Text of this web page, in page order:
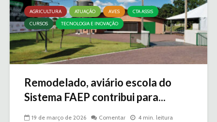
AGRICULTURA ATUAÇÃO AVES
CTA ASSIS
CURSOS
TECNOLOGIA E INOVAÇÃO
Remodelado, aviário escola do
Sistema FAEP contribui para...
19 de março de 2026 Comentar 4 min. leitura